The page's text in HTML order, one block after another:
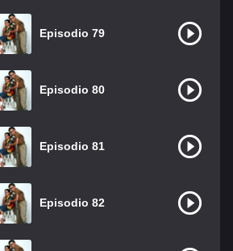
Episodio 79
Episodio 80
Episodio 81
Episodio 82